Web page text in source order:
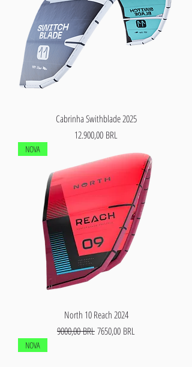
Cabrinha Swithblade 2025
Precio
12.900,00 BRL
NOVA
North 10 Reach 2024
Precio
9000,00 BRLPrecio de oferta
7650,00 BRL
NOVA